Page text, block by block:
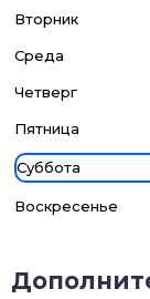
Вторник
Среда
Четверг
Пятница
Суббота
Воскресенье